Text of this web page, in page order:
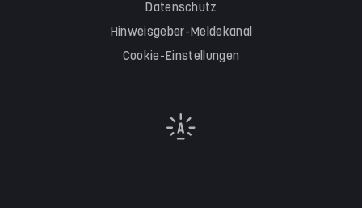
Datenschutz
Hinweisgeber-Meldekanal
Cookie-Einstellungen